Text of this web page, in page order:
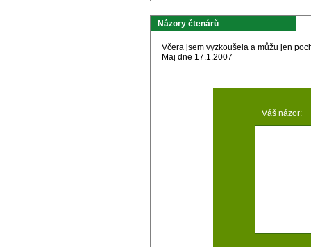
Názory čtenárů
Včera jsem vyzkoušela a můžu jen
Maj dne 17.1.2007
Váš názor: